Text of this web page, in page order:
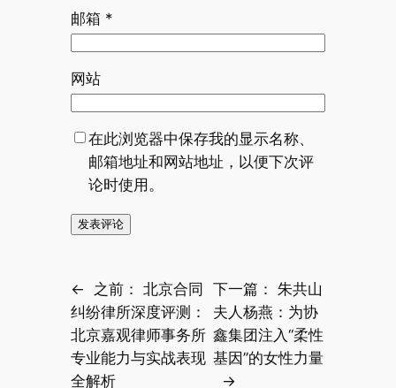
邮箱 *
网站
在此浏览器中保存我的显示名称、
邮箱地址和网站地址，以便下次评
论时使用。
← 之前： 北京合同
纠纷律所深度评测：
北京嘉观律师事务所
专业能力与实战表现
全解析
下一篇：
朱共山
夫人杨燕：为协
鑫集团注入“柔性
基因”的女性力量
→